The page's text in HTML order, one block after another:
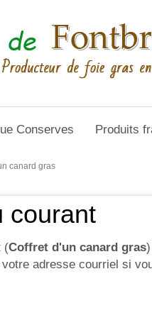
Conserves Produits
canard gras
courant
(Coffret d'un canard gras
adresse courriel si